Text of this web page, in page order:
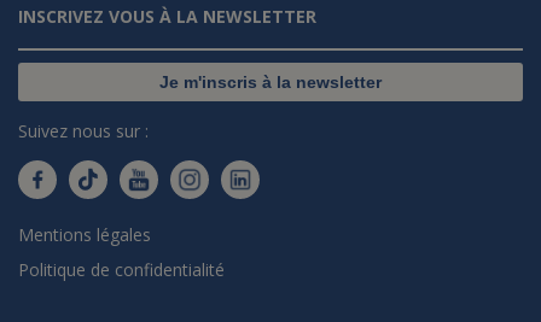
INSCRIVEZ VOUS À LA NEWSLETTER
Je m'inscris à la newsletter
Suivez nous sur :
Mentions légales
Politique de confidentialité